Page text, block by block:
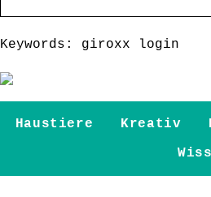
Keywords: giroxx login
Haustiere Kreativ